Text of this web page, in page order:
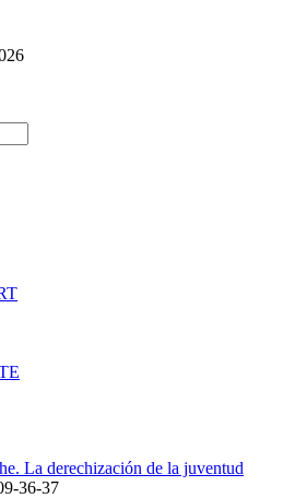
La derechización de la juventud
36-37